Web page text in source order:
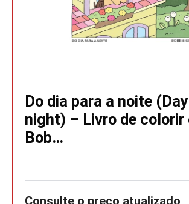
Do dia para a noite
night) – Livro de
Bob…